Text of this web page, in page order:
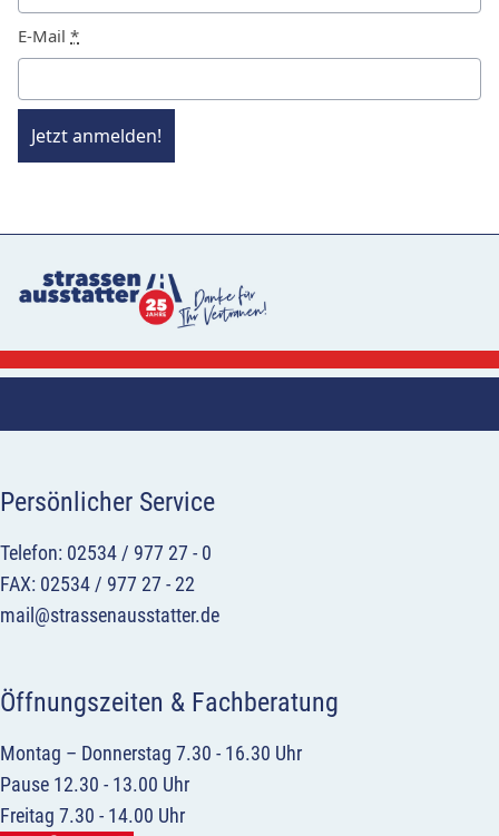
E-Mail *
Jetzt anmelden!
Persönlicher Service
Telefon: 02534 / 977 27 - 0
FAX: 02534 / 977 27 - 22
mail@strassenausstatter.de
Öffnungszeiten & Fachberatung
Montag – Donnerstag 7.30 - 16.30 Uhr
Pause 12.30 - 13.00 Uhr
Freitag 7.30 - 14.00 Uhr